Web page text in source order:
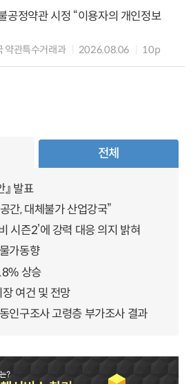
공정약관 시정 “이용자의 개인정보
약관특수거래과 2026.08.06 10p
전체
발표
간, 대체불가 산업강국”
시즌2’에 강력 대응 의지 밝혀
가동향
상승
여건 및 전망
인구조사 고령층 부가조사 결과